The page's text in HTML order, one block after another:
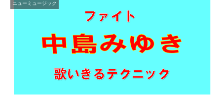
ニューミュージック